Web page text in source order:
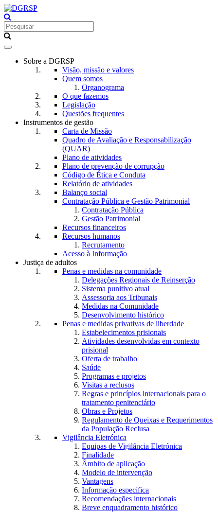
Toggle
navigationSobre a DGRSP
Visão, missão e valores
Quem somos
Organograma
O que fazemos
Legislação
Questões frequentes
Instrumentos de gestão
Carta de Missão
Quadro de Avaliação e Responsabilização
(QUAR)
Plano de atividades
Plano de prevenção de corrupção
Código de Ética e Conduta
Relatório de atividades
Balanço social
Contratação Pública e Gestão Patrimonial
Contratação Pública
Gestão Patrimonial
Recursos financeiros
Recursos humanos
Recrutamento
Acesso à Informação
Justiça de adultos
Penas e medidas na comunidade
Delegações Regionais de Reinserção
Sistema punitivo atual
Assessoria aos Tribunais
Medidas na Comunidade
Desenvolvimento histórico
Penas e medidas privativas de liberdade
Estabelecimentos prisionais
Atividades desenvolvidas em contexto
prisional
Oferta de trabalho
Saúde
Programas e projetos
Visitas a reclusos
Regras e princípios internacionais para o
tratamento penitenciário
Obras e Projetos
Regulamento de Queixas e Requerimentos
da População Reclusa
Vigilância Eletrónica
Equipas de Vigilância Eletrónica
Finalidade
Âmbito de aplicação
Modelo de intervenção
Vantagens
Informação específica
Recomendações internacionais
Breve enquadramento histórico